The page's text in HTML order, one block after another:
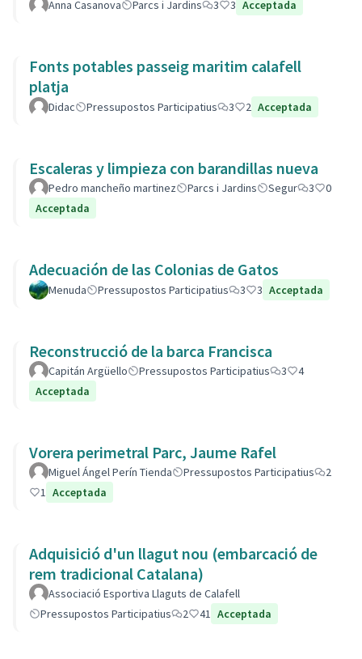
Anna Casanova Parcs i Jardins 3 3 Acceptada
Fonts potables passeig maritim calafell
platja
Didac Pressupostos Participatius 3 2 Acceptada
Escaleras y limpieza con barandillas nueva
Pedro mancheño martinez Parcs i Jardins Segur 3
0
Acceptada
Adecuación de las Colonias de Gatos
Menuda Pressupostos Participatius 3 3 Acceptada
Reconstrucció de la barca Francisca
Capitán Argüello Pressupostos Participatius 3
4
Acceptada
Vorera perimetral Parc, Jaume Rafel
Miguel Ángel Perín Tienda Pressupostos Participatius
2
1 Acceptada
Adquisició d'un llagut nou (embarcació de
rem tradicional Catalana)
Associació Esportiva Llaguts de Calafell
Pressupostos Participatius
2 41 Acceptada